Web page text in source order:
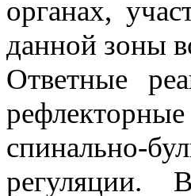
органах,
данной зоны
Ответные
спинально-
регуляции.